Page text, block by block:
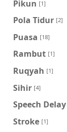
Pikun [1]
Pola Tidur [2]
Puasa [18]
Rambut [1]
Ruqyah [1]
Sihir [4]
Speech Delay
Stroke [1]